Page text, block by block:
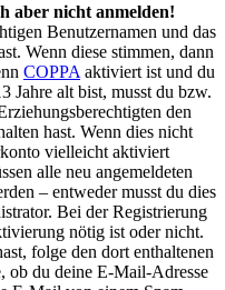
aber nicht anmelden!
Benutzernamen und das
Wenn diese stimmen, dann
COPPA aktiviert ist und du
Jahre alt bist, musst du bzw.
den
hast. Wenn dies nicht
vielleicht aktiviert
alle neu angemeldeten
– entweder musst du dies
Bei der Registrierung
nötig ist oder nicht.
folge den dort enthaltenen
ob du deine E-Mail-Adresse